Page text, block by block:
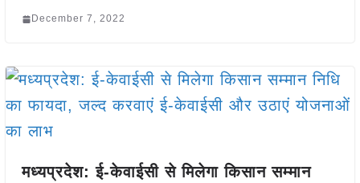
December 7, 2022
मध्यप्रदेश: ई-केवाईसी से मिलेगा किसान सम्मान